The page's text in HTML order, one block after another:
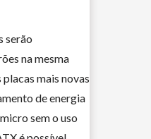
serão
na mesma
mais novas
de energia
sem o uso